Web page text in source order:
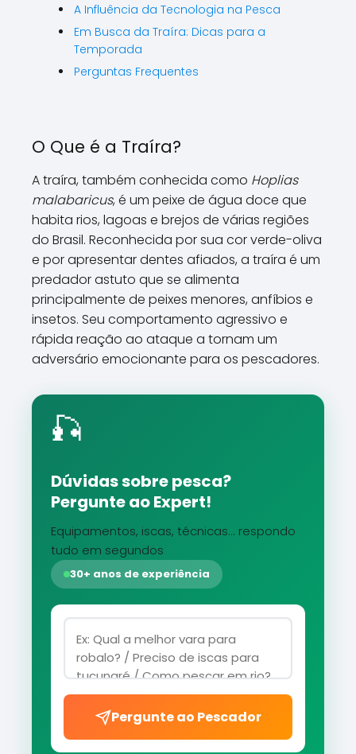
A Influência da Tecnologia na Pesca
Em Busca da Traíra: Dicas para a
Temporada
Perguntas Frequentes
O Que é a Traíra?
A traíra, também conhecida como Hoplias
malabaricus, é um peixe de água doce que
habita rios, lagoas e brejos de várias regiões
do Brasil. Reconhecida por sua cor verde-oliva
e por apresentar dentes afiados, a traíra é um
predador astuto que se alimenta
principalmente de peixes menores, anfíbios e
insetos. Seu comportamento agressivo e
rápida reação ao ataque a tornam um
adversário emocionante para os pescadores.
🎣
Dúvidas sobre pesca?
Pergunte ao Expert!
Equipamentos, iscas, técnicas... respondo
tudo em segundos
30+ anos de experiência
Pergunte ao Pescador